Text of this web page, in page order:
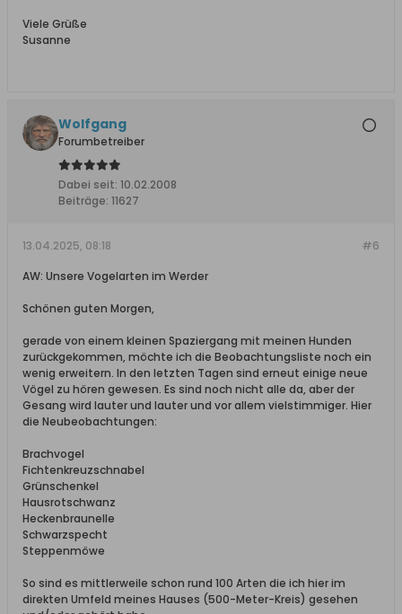
Viele Grüße
Susanne
Wolfgang
Forumbetreiber
Dabei seit: 10.02.2008
Beiträge: 11627
#6
13.04.2025, 08:18
AW: Unsere Vogelarten im Werder
Schönen guten Morgen,
gerade von einem kleinen Spaziergang mit meinen Hunden
zurückgekommen, möchte ich die Beobachtungsliste noch ein
wenig erweitern. In den letzten Tagen sind erneut einige neue
Vögel zu hören gewesen. Es sind noch nicht alle da, aber der
Gesang wird lauter und lauter und vor allem vielstimmiger. Hier
die Neubeobachtungen:
Brachvogel
Fichtenkreuzschnabel
Grünschenkel
Hausrotschwanz
Heckenbraunelle
Schwarzspecht
Steppenmöwe
So sind es mittlerweile schon rund 100 Arten die ich hier im
direkten Umfeld meines Hauses (500-Meter-Kreis) gesehen